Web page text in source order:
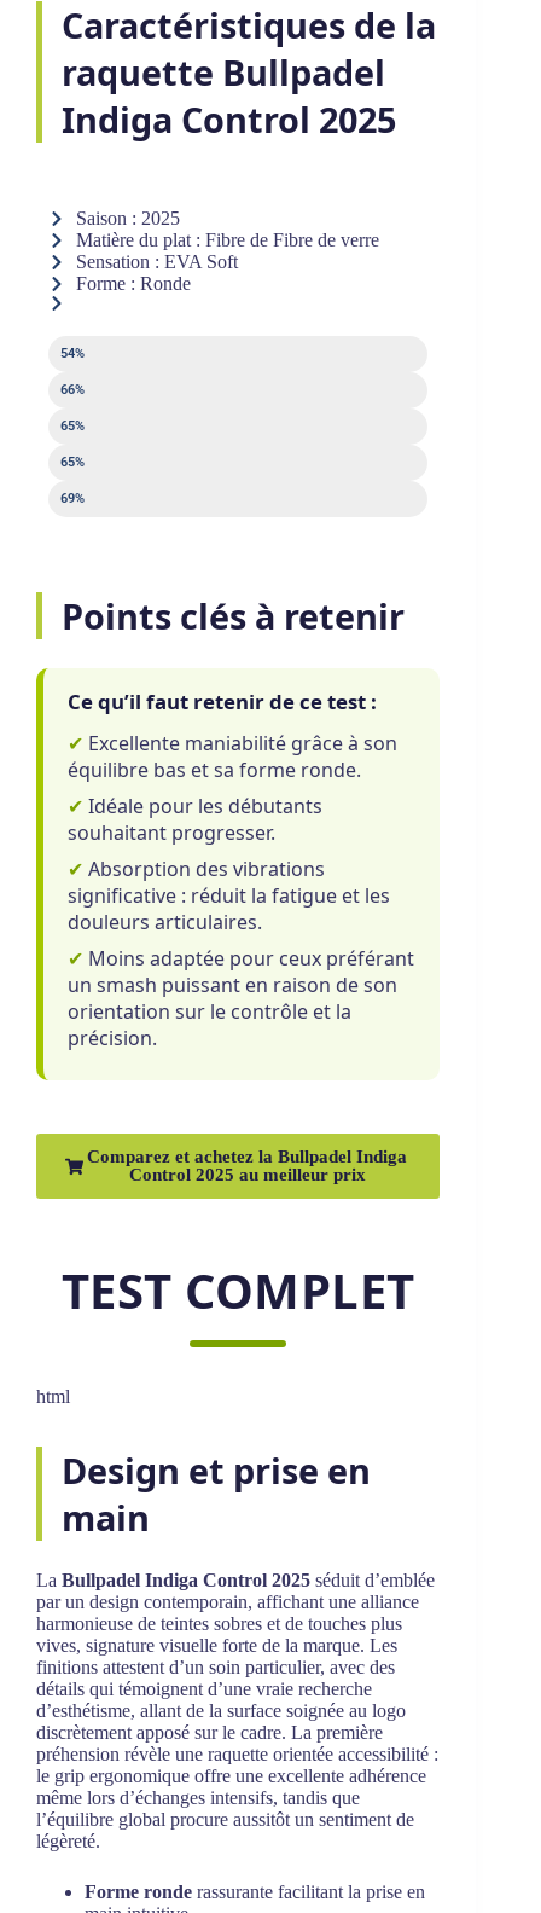
Caractéristiques de la
raquette Bullpadel
Indiga Control 2025
Saison : 2025
Matière du plat : Fibre de Fibre de verre
Sensation : EVA Soft
Forme : Ronde
Puissance
54%
Contrôle
66%
Sweet spot
65%
Sortie de balle
65%
Maniabilité
69%
Points clés à retenir
Ce qu’il faut retenir de ce test :
✔ Excellente maniabilité grâce à son
équilibre bas et sa forme ronde.
✔ Idéale pour les débutants
souhaitant progresser.
✔ Absorption des vibrations
significative : réduit la fatigue et les
douleurs articulaires.
✔ Moins adaptée pour ceux préférant
un smash puissant en raison de son
orientation sur le contrôle et la
précision.
Comparez et achetez la Bullpadel Indiga
Control 2025 au meilleur prix
TEST COMPLET
html
Design et prise en
main
La Bullpadel Indiga Control 2025 séduit d’emblée
par un design contemporain, affichant une alliance
harmonieuse de teintes sobres et de touches plus
vives, signature visuelle forte de la marque. Les
finitions attestent d’un soin particulier, avec des
détails qui témoignent d’une vraie recherche
d’esthétisme, allant de la surface soignée au logo
discrètement apposé sur le cadre. La première
préhension révèle une raquette orientée accessibilité :
le grip ergonomique offre une excellente adhérence
même lors d’échanges intensifs, tandis que
l’équilibre global procure aussitôt un sentiment de
légèreté.
Forme ronde rassurante facilitant la prise en